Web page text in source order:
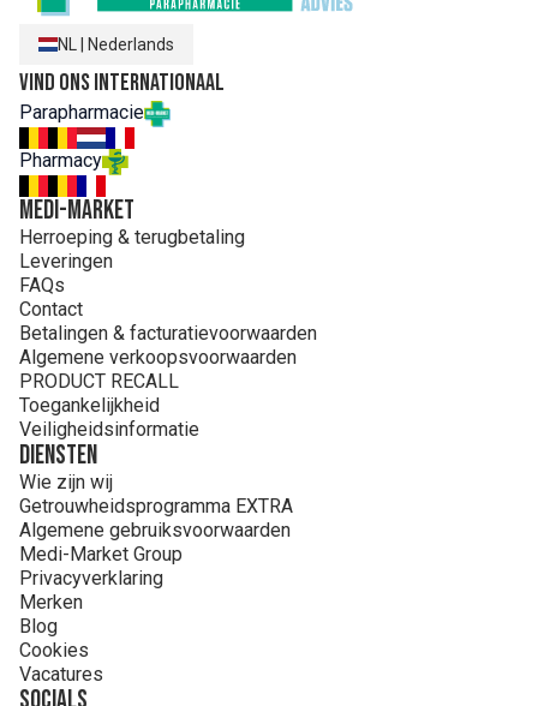
NL Nederlands
Vind ons internationaal
Parapharmacie
Pharmacy
MEDI-MARKET
Herroeping & terugbetaling
Leveringen
FAQs
Contact
Betalingen & facturatievoorwaarden
Algemene verkoopsvoorwaarden
PRODUCT RECALL
Toegankelijkheid
Veiligheidsinformatie
Diensten
Wie zijn wij
Getrouwheidsprogramma EXTRA
Algemene gebruiksvoorwaarden
Medi-Market Group
Privacyverklaring
Merken
Blog
Cookies
Vacatures